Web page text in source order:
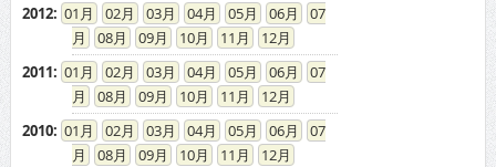
2012: 01 02 03 04 05 06
07
08
09 10 11
12
2011: 01 02 03 04 05 06
07
08
09 10 11
12
2010: 01 02 03 04 05 06
07
08
09 10 11
12